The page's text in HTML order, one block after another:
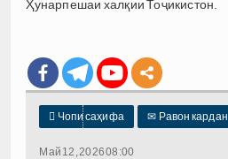
Ҳунарпешаи халқии Тоҷикистон.
 Чопи саҳифа ✉ Равон кардан
Май 12, 2026 08:00